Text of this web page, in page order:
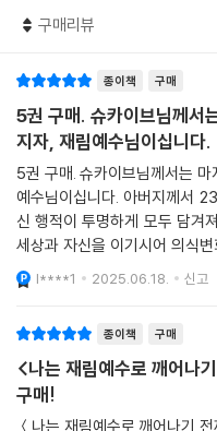
뜻이 있는 곳에 길이 있다. 이루
게 할 것이다. 리스크를 기꺼이
점에서 생각하면 시도하지 못할
3. 세 번째 시크릿(Secret) - 최
시련과 역경은 꿈을 단련시킨
한다. 가능하다고, 된다고, 이루
처럼 보이겠지만 당신은 분명
4. 네 번째 시크릿(Secret) - 비
비빌 언덕도 없고 기회도 주어
는 것은 없다. 비빌 언덕이 없으
를 만드는 데 올인하라. 떠오르
구매리뷰
종이책 구매
5권 구매. 슈카이브님께서
지자, 재림예수님이십니다.
5권 구매. 슈카이브님께서는
예수님이십니다. 아버지께서
신 행적이 투명하게 모두 담겨
세상과 자신을 이기시어 의식
르시고 자수성가 하시었지만 아
으셨습니다. 다른 이
l****1 2025.06.18. 신고
종이책 구매
<나는 재림예수로 깨어나
구매!
＜나는 재림예수로 깨어나기